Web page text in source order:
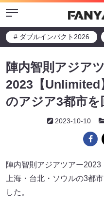
Menu
# ダブルインパクト2026
陣内智則アジア
2023【Unlimited
のアジア3都市を
2023-10-10
陣内智則アジアツアー
上海・台北・ソウルの3都
した。